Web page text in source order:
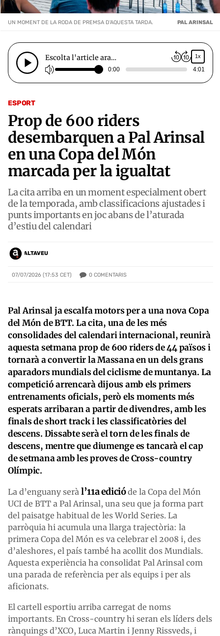
ESPORT
Prop de 600 riders
desembarquen a Pal Arinsal
en una Copa del Món
marcada per la igualtat
La cita arriba en un moment especialment obert
de la temporada, amb classificacions ajustades i
punts importants en joc abans de l’aturada
d’estiu del calendari
ALTAVEU
07/07/2026 (17:53 CET) 0 COMENTARIS
UN MOMENT DE LA RODA DE PREMSA D'AQUESTA TARDA. PAL ARINSAL
Escolta l'article ara… 1x
0:00 4:01
Pal Arinsal ja escalfa motors per a una nova Copa
del Món de BTT. La cita, una de les més
consolidades del calendari internacional, reunirà
aquesta setmana prop de 600 riders de 44 països i
tornarà a convertir la Massana en un dels grans
aparadors mundials del ciclisme de muntanya. La
competició arrencarà dijous amb els primers
entrenaments oficials, però els moments més
esperats arribaran a partir de divendres, amb les
finals de short track i les classificatòries del
descens. Dissabte serà el torn de les finals de
descens, mentre que diumenge es tancarà el cap
de setmana amb les proves de Cross-country
Olímpic.
La d’enguany serà l’11a edicióde la Copa del Món
UCI de BTT a Pal Arinsal, una seu que ja forma part
del paisatge habitual de les World Series. La
parròquia hi acumula una llarga trajectòria: la
primera Copa del Món es va celebrar el 2008 i, des
d’aleshores, el país també ha acollit dos Mundials.
Aquesta experiència ha consolidat Pal Arinsal com
una parada de referència per als equips i per als
aficionats.
El cartell esportiu arriba carregat de noms
importants. En Cross-country hi seran els líders dels
rànquings d’XCO, Luca Martin i Jenny Rissveds, i